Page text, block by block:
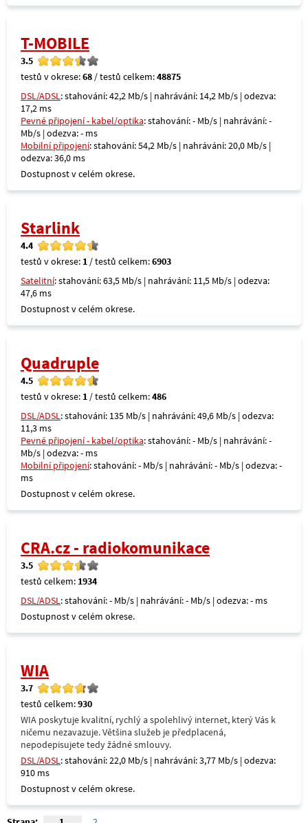
T-MOBILE
3.5
testů v okrese:68 / testů celkem:48875
DSL/ADSL: stahování: 42,2 Mb/s | nahrávání: 14,2 Mb/s | odezva:
17,2 ms
Pevné připojení - kabel/optika: stahování: - Mb/s | nahrávání: -
Mb/s | odezva: - ms
Mobilní připojení: stahování: 54,2 Mb/s | nahrávání: 20,0 Mb/s |
odezva: 36,0 ms
Dostupnost v celém okrese.
Starlink
4.4
testů v okrese: 1 / testů celkem:6903
Satelitní: stahování: 63,5 Mb/s | nahrávání: 11,5 Mb/s | odezva:
47,6 ms
Dostupnost v celém okrese.
Quadruple
4.5
testů v okrese: 1 / testů celkem:486
DSL/ADSL: stahování: 135 Mb/s | nahrávání: 49,6 Mb/s | odezva:
11,3 ms
Pevné připojení - kabel/optika: stahování: - Mb/s | nahrávání: -
Mb/s | odezva: - ms
Mobilní připojení: stahování: - Mb/s | nahrávání: - Mb/s | odezva: -
ms
Dostupnost v celém okrese.
CRA.cz - radiokomunikace
3.5
testů celkem: 1934
DSL/ADSL: stahování: - Mb/s | nahrávání: - Mb/s | odezva: - ms
Dostupnost v celém okrese.
WIA
3.7
testů celkem:930
WIA poskytuje kvalitní, rychlý a spolehlivý internet, který Vás k
ničemu nezavazuje. Většina služeb je předplacená,
nepodepisujete tedy žádné smlouvy.
DSL/ADSL: stahování: 22,0 Mb/s | nahrávání: 3,77 Mb/s | odezva:
910 ms
Dostupnost v celém okrese.